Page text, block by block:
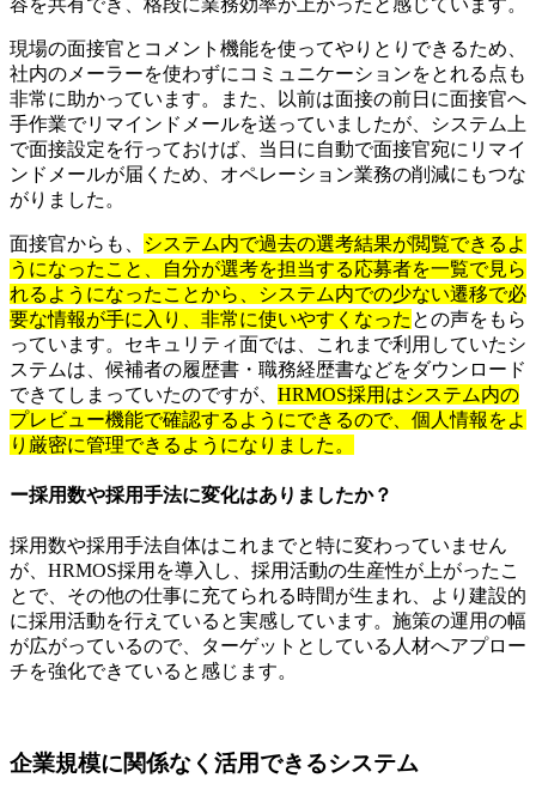
現場の面接官とコメント機能を使ってやりとりできるため、
社内のメーラーを使わずにコミュニケーションをとれる点も
非常に助かっています。また、以前は面接の前日に面接官へ
手作業でリマインドメールを送っていましたが、システム上
で面接設定を行っておけば、当日に自動で面接官宛にリマイ
ンドメールが届くため、オペレーション業務の削減にもつな
がりました。
面接官からも、
システム内で過去の選考結果が閲覧できるよ
うになったこと、自分が選考を担当する応募者を一覧で見ら
れるようになったことから、システム内での少ない遷移で必
要な情報が手に入り、非常に使いやすくなった との声をもら
っています。セキュリティ面では、これまで利用していたシ
ステムは、候補者の履歴書・職務経歴書などをダウンロード
できてしまっていたのですが、 HRMOS採用はシステム内の
プレビュー機能で確認するようにできるので、個人情報をよ
り厳密に管理できるようになりました。
ー採用数や採用手法に変化はありましたか？
採用数や採用手法自体はこれまでと特に変わっていません
が、HRMOS採用を導入し、採用活動の生産性が上がったこ
とで、その他の仕事に充てられる時間が生まれ、より建設的
に採用活動を行えていると実感しています。施策の運用の幅
が広がっているので、ターゲットとしている人材へアプロー
チを強化できていると感じます。
企業規模に関係なく活用できるシステム